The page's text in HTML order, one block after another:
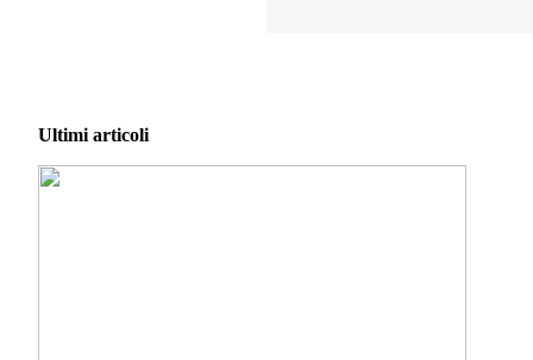
Ultimi articoli